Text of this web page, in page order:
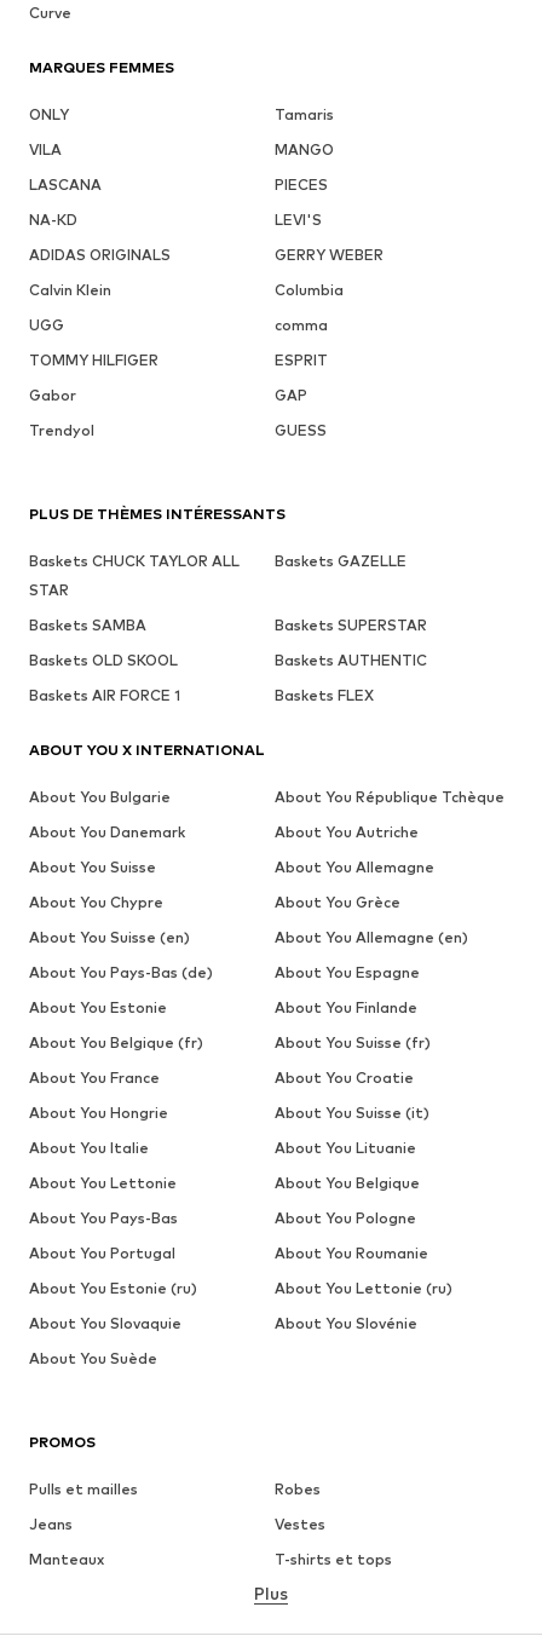
Curve
MARQUES FEMMES
ONLY
Tamaris
VILA
MANGO
LASCANA
PIECES
NA-KD
LEVI'S
ADIDAS ORIGINALS
GERRY WEBER
Calvin Klein
Columbia
UGG
comma
TOMMY HILFIGER
ESPRIT
Gabor
GAP
Trendyol
GUESS
PROMOS
Pulls et mailles
Robes
Jeans
Vestes
Manteaux
T-shirts et tops
Lingerie
Plus
PLUS DE THÈMES INTÉRESSANTS
Baskets CHUCK TAYLOR ALL
STAR
Baskets GAZELLE
Baskets SAMBA
Baskets SUPERSTAR
Baskets OLD SKOOL
Baskets AUTHENTIC
Baskets AIR FORCE 1
Baskets FLEX
ABOUT YOU X INTERNATIONAL
About You Bulgarie
About You République Tchèque
About You Danemark
About You Autriche
About You Suisse
About You Allemagne
About You Chypre
About You Grèce
About You Suisse (en)
About You Allemagne (en)
About You Pays-Bas (de)
About You Espagne
About You Estonie
About You Finlande
About You Belgique (fr)
About You Suisse (fr)
About You France
About You Croatie
About You Hongrie
About You Suisse (it)
About You Italie
About You Lituanie
About You Lettonie
About You Belgique
About You Pays-Bas
About You Pologne
About You Portugal
About You Roumanie
About You Estonie (ru)
About You Lettonie (ru)
About You Slovaquie
About You Slovénie
About You Suède